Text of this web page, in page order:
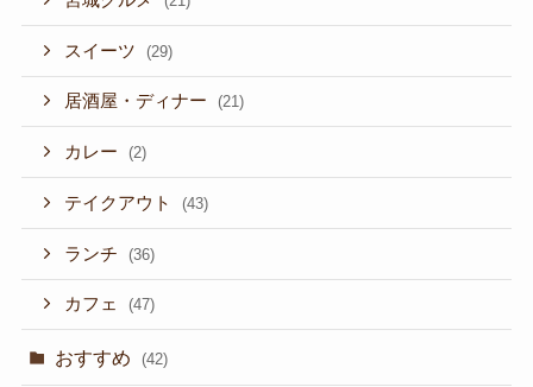
スイーツ (29)
居酒屋・ディナー (21)
カレー (2)
テイクアウト (43)
ランチ (36)
カフェ (47)
おすすめ (42)